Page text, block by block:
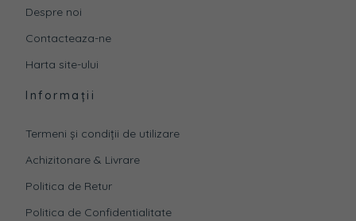
Despre noi
Contacteaza-ne
Harta site-ului
Informații
Termeni și condiții de utilizare
Achizitonare & Livrare
Politica de Retur
Politica de Confidentialitate